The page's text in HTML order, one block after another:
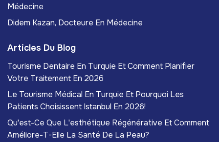
Médecine
Didem Kazan, Docteure En Médecine
Articles Du Blog
Tourisme Dentaire En Turquie Et Comment Planifier
Votre Traitement En 2026
Le Tourisme Médical En Turquie Et Pourquoi Les
Patients Choisissent Istanbul En 2026!
Qu'est-Ce Que L'esthétique Régénérative Et Comment
Améliore-T-Elle La Santé De La Peau?